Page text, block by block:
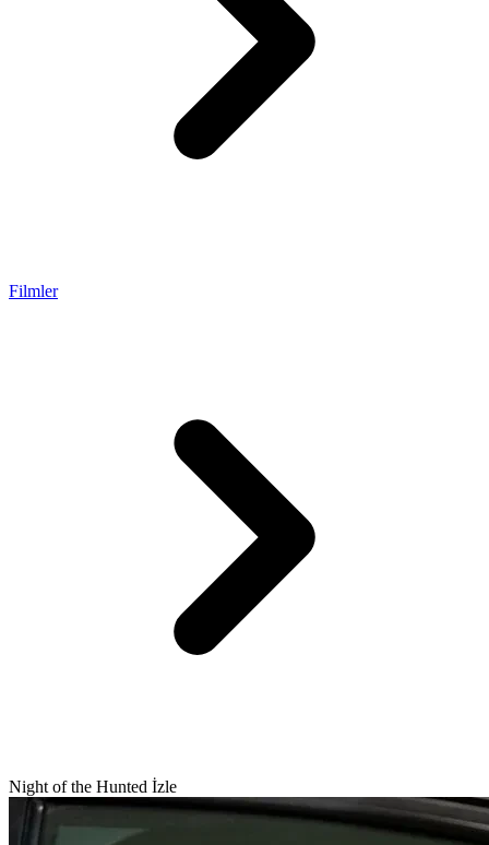
Filmler
Night of the Hunted İzle